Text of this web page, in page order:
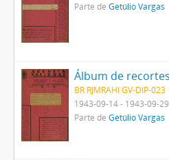
Parte deGetúlio Vargas
BR RJMRAHI GV-DIP-023
1943-09-14 - 1943-09-29
Parte deGetúlio Vargas